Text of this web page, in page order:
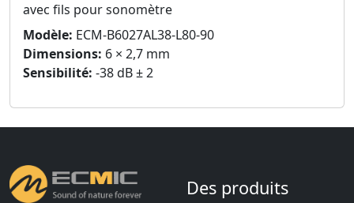
avec fils pour sonomètre
Modèle: ECM-B6027AL38-L80-90
Dimensions: 6 × 2,7 mm
Sensibilité: -38 dB ± 2
Des produits